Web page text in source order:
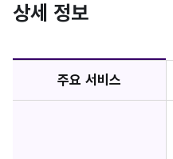
상세 정보
주요 서비스